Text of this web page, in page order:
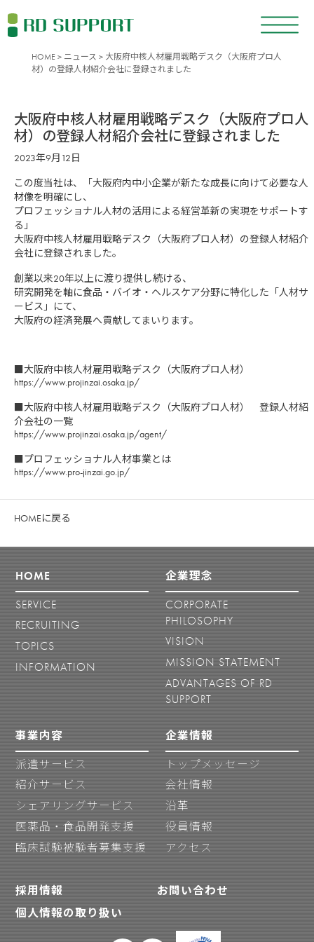
HOME> ニュース > 大阪府中核人材雇用戦略デスク（大阪府プロ人
材）の登録人材紹介会社に登録されました
大阪府中核人材雇用戦略デスク（大阪府プロ人
材）の登録人材紹介会社に登録されました
2023年9月12日
この度当社は、「大阪府内中小企業が新たな成長に向けて必要な人
材像を明確にし、
プロフェッショナル人材の活用による経営革新の実現をサポートす
る」
大阪府中核人材雇用戦略デスク（大阪府プロ人材）の登録人材紹介
会社に登録されました。
創業以来20年以上に渡り提供し続ける、
研究開発を軸に食品・バイオ・ヘルスケア分野に特化した「人材サ
ービス」にて、
大阪府の経済発展へ貢献してまいります。
■大阪府中核人材雇用戦略デスク（大阪府プロ人材）
https://www.projinzai.osaka.jp/
■大阪府中核人材雇用戦略デスク（大阪府プロ人材） 登録人材紹
介会社の一覧
https://www.projinzai.osaka.jp/agent/
■プロフェッショナル人材事業とは
https://www.pro-jinzai.go.jp/
HOMEに戻る
HOME
SERVICE
RECRUITING
TOPICS
INFORMATION
企業理念
CORPORATE
PHILOSOPHY
VISION
MISSION STATEMENT
ADVANTAGES OF RD
SUPPORT
事業内容
派遣サービス
紹介サービス
シェアリングサービス
医薬品・食品開発支援
臨床試験被験者募集支援
企業情報
トップメッセージ
会社情報
沿革
役員情報
アクセス
採用情報
お問い合わせ
個人情報の取り扱い